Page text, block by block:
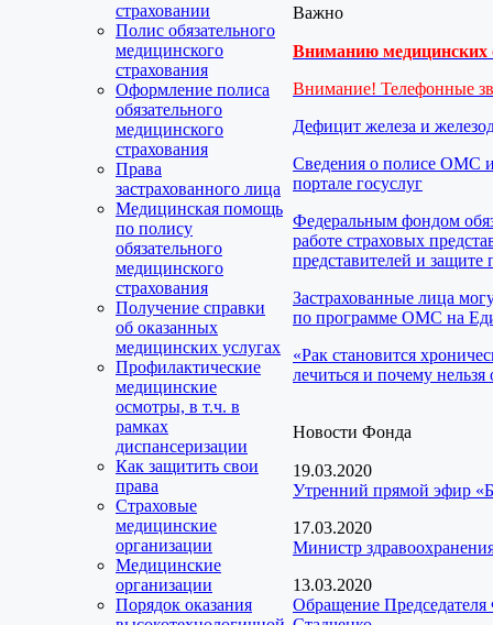
страховании
Полис обязательного
медицинского
страхования
Оформление полиса
обязательного
медицинского
страхования
Права
застрахованного лица
Медицинская помощь
по полису
обязательного
медицинского
страхования
Получение справки
об оказанных
медицинских услугах
Профилактические
медицинские
осмотры, в т.ч. в
рамках
диспансеризации
Как защитить свои
права
Страховые
медицинские
организации
Медицинские
организации
Порядок оказания
Важно
Вниманию медицинских
Внимание! Телефонные
Дефицит железа и
Сведения о полисе ОМС
портале госуслуг
Федеральным фондом
работе страховых
представителей и защите
Застрахованные лица
по программе ОМС на
«Рак становится
лечиться и почему нельзя
Новости Фонда
19.03.2020
Утренний прямой эфир
17.03.2020
Министр
13.03.2020
Обращение Председателя